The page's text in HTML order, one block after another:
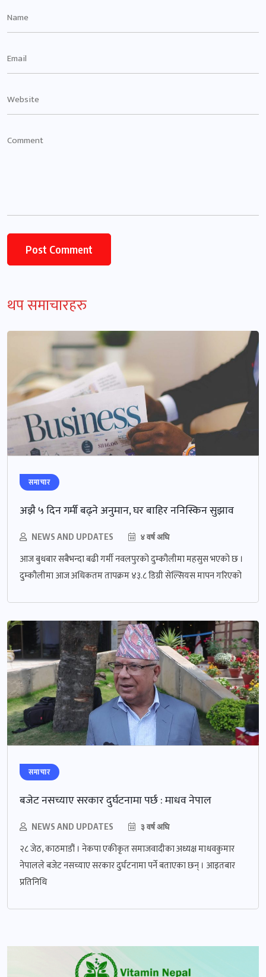
थप समाचारहरु
समाचार
अझै ५ दिन गर्मी बढ्ने अनुमान, घर बाहिर ननिस्किन सुझाव
NEWS AND UPDATES ४ वर्ष अघि
आज बुधबार सबैभन्दा बढी गर्मी नवलपुरको दुम्कौलीमा महसुस भएको छ ।
दुम्कौलीमा आज अधिकतम तापक्रम ४३.८ डिग्री सेल्सियस मापन गरिएको
समाचार
बजेट नसच्याए सरकार दुर्घटनामा पर्छ : माधव नेपाल
NEWS AND UPDATES ३ वर्ष अघि
२८ जेठ, काठमाडौं । नेकपा एकीकृत समाजवादीका अध्यक्ष माधवकुमार
नेपालले बजेट नसच्याए सरकार दुर्घटनामा पर्ने बताएका छन् । आइतबार
प्रतिनिधि